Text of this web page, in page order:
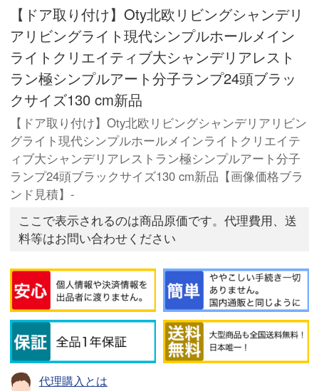
【ドア取り付け】Oty北欧リビングシャンデリ
アリビングライト現代シンプルホールメイン
ライトクリエイティブ大シャンデリアレスト
ラン極シンプルアート分子ランプ24頭ブラッ
クサイズ130 cm新品
【ドア取り付け】Oty北欧リビングシャンデリアリビン
グライト現代シンプルホールメインライトクリエイテ
ィブ大シャンデリアレストラン極シンプルアート分子
ランプ24頭ブラックサイズ130 cm新品【画像価格ブラ
ンド見積】-
ここで表示されるのは商品原価です。代理費用、送
料等はお問い合わせください
代理購入とは